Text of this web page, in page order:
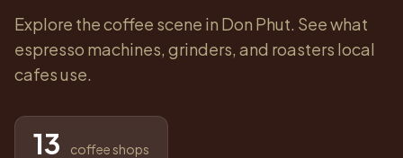
Explore the coffee scene in Don Phut. See what
espresso machines, grinders, and roasters local
cafes use.
13 coffee shops